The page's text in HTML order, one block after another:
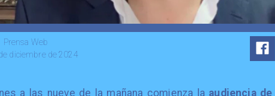
Prensa Web
diciembre de 2024
a las nueve de la mañana comienza la audiencia